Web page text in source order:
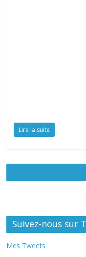
Lire la suite
Suivez-nous sur
Mes Tweets